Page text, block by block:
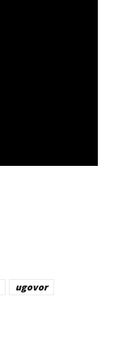
ugovor